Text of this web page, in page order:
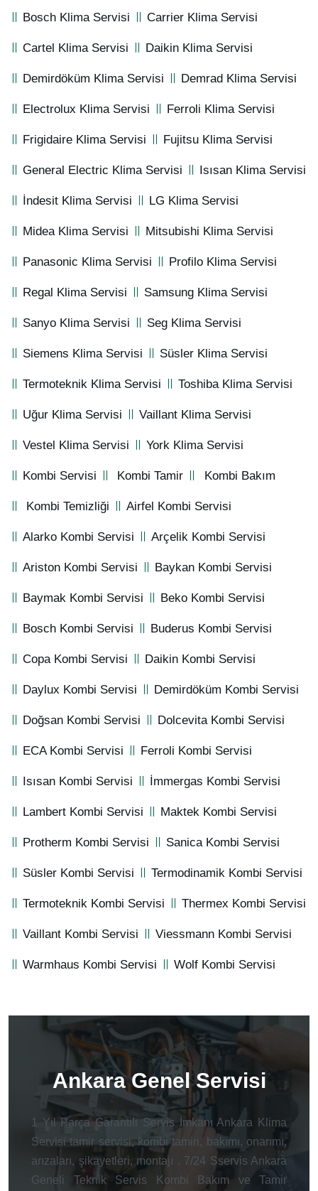
Bosch Klima Servisi Carrier Klima Servisi
Cartel Klima Servisi Daikin Klima Servisi
Demirdöküm Klima Servisi Demrad Klima Servisi
Electrolux Klima Servisi Ferroli Klima Servisi
Frigidaire Klima Servisi Fujitsu Klima Servisi
General Electric Klima Servisi Isısan Klima Servisi
İndesit Klima Servisi LG Klima Servisi
Midea Klima Servisi Mitsubishi Klima Servisi
Panasonic Klima Servisi Profilo Klima Servisi
Regal Klima Servisi Samsung Klima Servisi
Sanyo Klima Servisi Seg Klima Servisi
Siemens Klima Servisi Süsler Klima Servisi
Termoteknik Klima Servisi Toshiba Klima Servisi
Uğur Klima Servisi Vaillant Klima Servisi
Vestel Klima Servisi York Klima Servisi
Kombi Servisi Kombi Tamir Kombi Bakım
Kombi Temizliği Airfel Kombi Servisi
Alarko Kombi Servisi Arçelik Kombi Servisi
Ariston Kombi Servisi Baykan Kombi Servisi
Baymak Kombi Servisi Beko Kombi Servisi
Bosch Kombi Servisi Buderus Kombi Servisi
Copa Kombi Servisi Daikin Kombi Servisi
Daylux Kombi Servisi Demirdöküm Kombi Servisi
Doğsan Kombi Servisi Dolcevita Kombi Servisi
ECA Kombi Servisi Ferroli Kombi Servisi
Isısan Kombi Servisi İmmergas Kombi Servisi
Lambert Kombi Servisi Maktek Kombi Servisi
Protherm Kombi Servisi Sanica Kombi Servisi
Süsler Kombi Servisi Termodinamik Kombi Servisi
Termoteknik Kombi Servisi Thermex Kombi Servisi
Vaillant Kombi Servisi Viessmann Kombi Servisi
Warmhaus Kombi Servisi Wolf Kombi Servisi
Ankara Genel Servisi
1 Yıl Parça Garantili Servis İmkanı Ankara Klima
Servisi tamir servisi, kombi tamiri, bakımı, onarımı,
arızaları, şikayetleri, montajı . 7/24 Sservis Ankara
Geneli Teknik Servis Kombi Bakım ve Tamir